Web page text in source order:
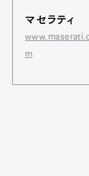
マセラティ
m